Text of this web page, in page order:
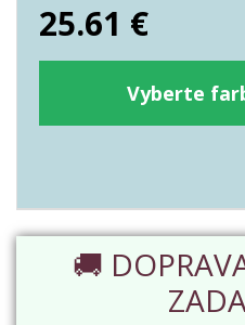
25.61 €
Vyberte
🚚